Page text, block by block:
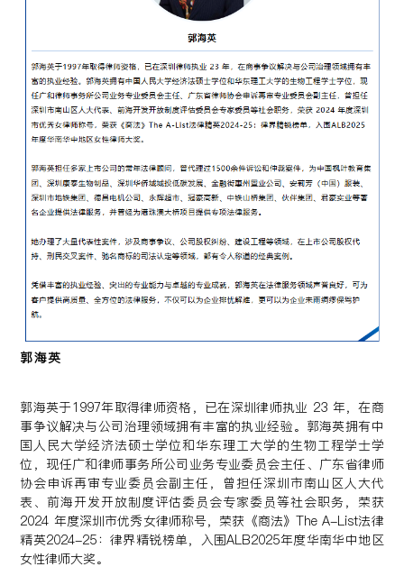
郭海英
郭海英于1997年取得律师资格，已在深圳律师执业 23 年，在商
事争议解决与公司治理领域拥有丰富的执业经验。郭海英拥有中
国人民大学经济法硕士学位和华东理工大学的生物工程学士学
位，现任广和律师事务所公司业务专业委员会主任、广东省律师
协会申诉再审专业委员会副主任，曾担任深圳市南山区人大代
表、前海开发开放制度评估委员会专家委员等社会职务，荣获
2024 年度深圳市优秀女律师称号，荣获《商法》The A-List法律
精英2024-25：律界精锐榜单，入围ALB2025年度华南华中地区
女性律师大奖。